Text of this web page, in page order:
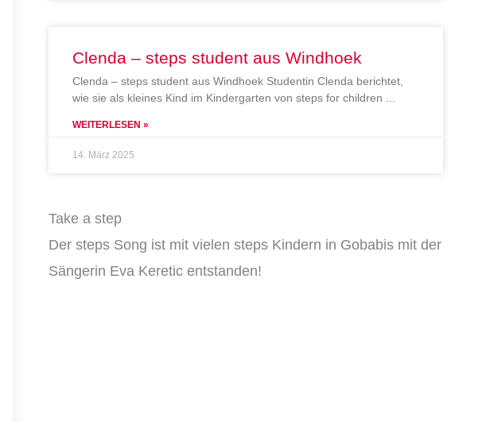
Clenda – steps student aus Windhoek
Clenda – steps student aus Windhoek Studentin Clenda berichtet,
wie sie als kleines Kind im Kindergarten von steps for children
WEITERLESEN »
14. März 2025
Take a step
Der steps Song ist mit vielen steps Kindern in Gobabis mit der
Sängerin Eva Keretic entstanden!